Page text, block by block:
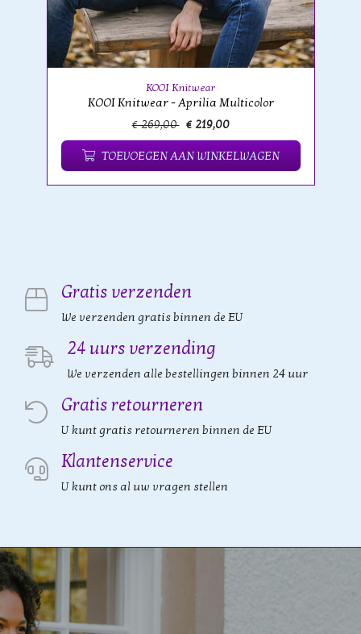
KOOI Knitwear
KOOI Knitwear - Aprilia Multicolor
€ 269,00 € 219,00
TOEVOEGEN AAN WINKELWAGEN
Gratis verzenden
We verzenden gratis binnen de EU
24 uurs verzending
We verzenden alle bestellingen binnen 24 uur
Gratis retourneren
U kunt gratis retourneren binnen de EU
Klantenservice
U kunt ons al uw vragen stellen